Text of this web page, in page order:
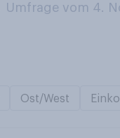
Umfrage vom 4.
Ost/West